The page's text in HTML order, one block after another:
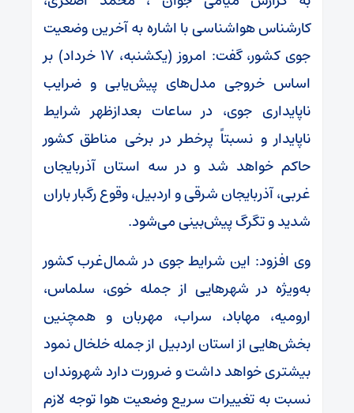
کارشناس هواشناسی با اشاره به آخرین وضعیت
جوی کشور، گفت: امروز (یکشنبه، ۱۷ خرداد) بر
اساس خروجی مدل‌های پیش‌یابی و ضرایب
ناپایداری جوی، در ساعات بعدازظهر شرایط
ناپایدار و نسبتاً پرخطر در برخی مناطق کشور
حاکم خواهد شد و در سه استان آذربایجان
غربی، آذربایجان شرقی و اردبیل، وقوع رگبار باران
شدید و تگرگ پیش‌بینی می‌شود.
وی افزود: این شرایط جوی در شمال‌غرب کشور
به‌ویژه در شهرهایی از جمله خوی، سلماس،
ارومیه، مهاباد، سراب، مهربان و همچنین
بخش‌هایی از استان اردبیل از جمله خلخال نمود
بیشتری خواهد داشت و ضرورت دارد شهروندان
نسبت به تغییرات سریع وضعیت هوا توجه لازم